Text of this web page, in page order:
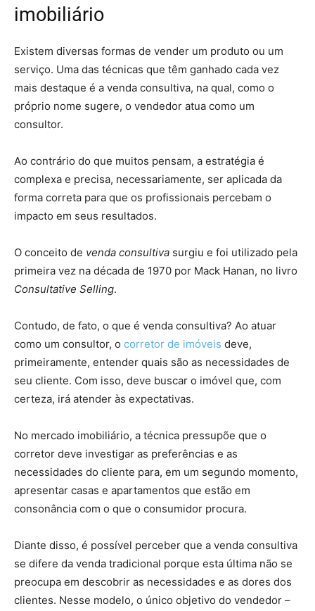
imobiliário
Existem diversas formas de vender um produto ou um
serviço. Uma das técnicas que têm ganhado cada vez
mais destaque é a venda consultiva, na qual, como o
próprio nome sugere, o vendedor atua como um
consultor.
Ao contrário do que muitos pensam, a estratégia é
complexa e precisa, necessariamente, ser aplicada da
forma correta para que os profissionais percebam o
impacto em seus resultados.
O conceito de venda consultiva surgiu e foi utilizado pela
primeira vez na década de 1970 por Mack Hanan, no livro
Consultative Selling.
Contudo, de fato, o que é venda consultiva? Ao atuar
como um consultor, o corretor de imóveis deve,
primeiramente, entender quais são as necessidades de
seu cliente. Com isso, deve buscar o imóvel que, com
certeza, irá atender às expectativas.
No mercado imobiliário, a técnica pressupõe que o
corretor deve investigar as preferências e as
necessidades do cliente para, em um segundo momento,
apresentar casas e apartamentos que estão em
consonância com o que o consumidor procura.
Diante disso, é possível perceber que a venda consultiva
se difere da venda tradicional porque esta última não se
preocupa em descobrir as necessidades e as dores dos
clientes. Nesse modelo, o único objetivo do vendedor –